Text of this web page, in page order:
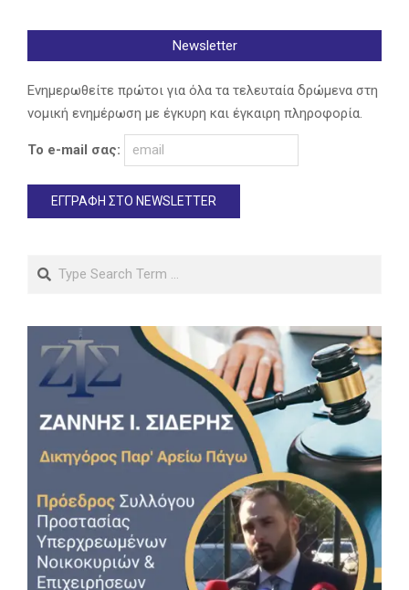
Newsletter
Ενημερωθείτε πρώτοι για όλα τα τελευταία δρώμενα στη
νομική ενημέρωση με έγκυρη και έγκαιρη πληροφορία.
Το e-mail σας:
Search